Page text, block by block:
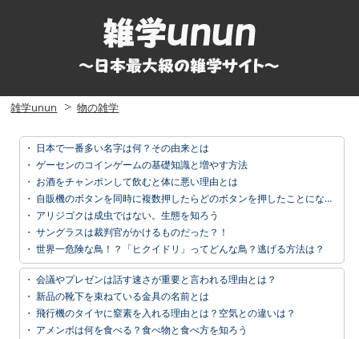
雑学unun 物の雑学
・ 日本で一番多い名字は何？その由来とは
・ ゲーセンのコインゲームの基礎知識と増やす方法
・ お酒をチャンポンして飲むと体に悪い理由とは
・ 自販機のボタンを同時に複数押したらどのボタンを押したことになる？
・ アリジゴクは成虫ではない。生態を知ろう
・ サングラスは裁判官がかけるものだった？！
・ 世界一危険な鳥！？「ヒクイドリ」ってどんな鳥？逃げる方法は？
・ 会議やプレゼンは話す速さが重要と言われる理由とは？
・ 新品の靴下を束ねている金具の名前とは
・ 飛行機のタイヤに窒素を入れる理由とは？空気との違いは？
・ アメンボは何を食べる？食べ物と食べ方を知ろう